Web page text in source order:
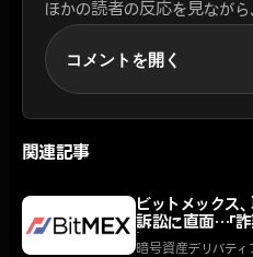
ほかの読者の反応を見ながら
コメントを開く
関連記事
ビットメックス
訴訟に直面…「詐
疑い
暗号資産デリバティ